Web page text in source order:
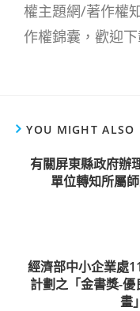
權主題網/著作權
作權錦囊，歡迎下
YOU MIGHT ALSO
有關屏東縣政府辦
單位轉知所屬
經濟部中小企業處
計劃之「金書獎-
畫